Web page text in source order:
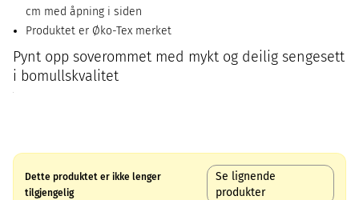
cm med åpning i siden
Produktet er Øko-Tex merket
Pynt opp soverommet med mykt og deilig sengesett
i bomullskvalitet
Dette produktet er ikke lenger
tilgjengelig
Se lignende
produkter